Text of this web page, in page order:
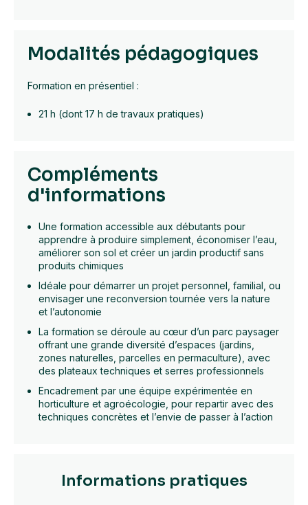
Modalités pédagogiques
Formation en présentiel :
21 h (dont 17 h de travaux pratiques)
Compléments
d'informations
Une formation accessible aux débutants pour
apprendre à produire simplement, économiser l’eau,
améliorer son sol et créer un jardin productif sans
produits chimiques
Idéale pour démarrer un projet personnel, familial, ou
envisager une reconversion tournée vers la nature
et l’autonomie
La formation se déroule au cœur d’un parc paysager
offrant une grande diversité d’espaces (jardins,
zones naturelles, parcelles en permaculture), avec
des plateaux techniques et serres professionnels
Encadrement par une équipe expérimentée en
horticulture et agroécologie, pour repartir avec des
techniques concrètes et l’envie de passer à l’action
Informations pratiques